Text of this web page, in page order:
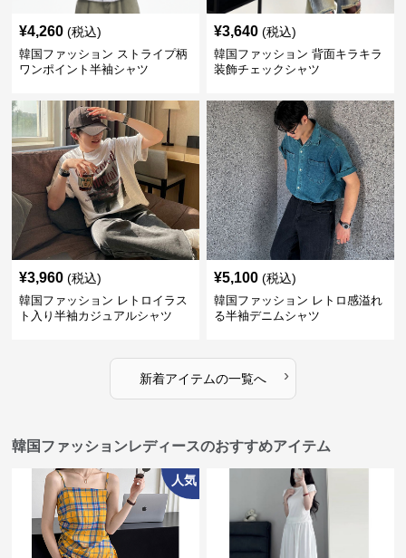
¥4,260 (税込)
韓国ファッション ストライプ柄
ワンポイント半袖シャツ
¥3,640 (税込)
韓国ファッション 背面キラキラ
装飾チェックシャツ
¥3,960 (税込)
韓国ファッション レトロイラス
ト入り半袖カジュアルシャツ
¥5,100 (税込)
韓国ファッション レトロ感溢れ
る半袖デニムシャツ
新着アイテムの一覧へ ›
韓国ファッションレディースのおすすめアイテム
人気